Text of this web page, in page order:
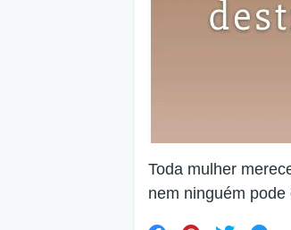
Toda mulher
nem ninguém